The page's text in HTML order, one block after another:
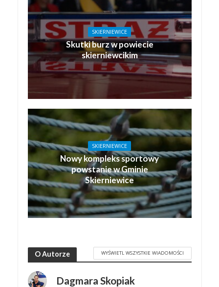
SKIERNIEWICE
Skutki burz w powiecie
skierniewcikim
SKIERNIEWICE
Nowy kompleks sportowy
powstanie w Gminie
Skierniewice
O Autorze WYŚWIETL WSZYSTKIE WIADOMOŚCI
Dagmara Skopiak